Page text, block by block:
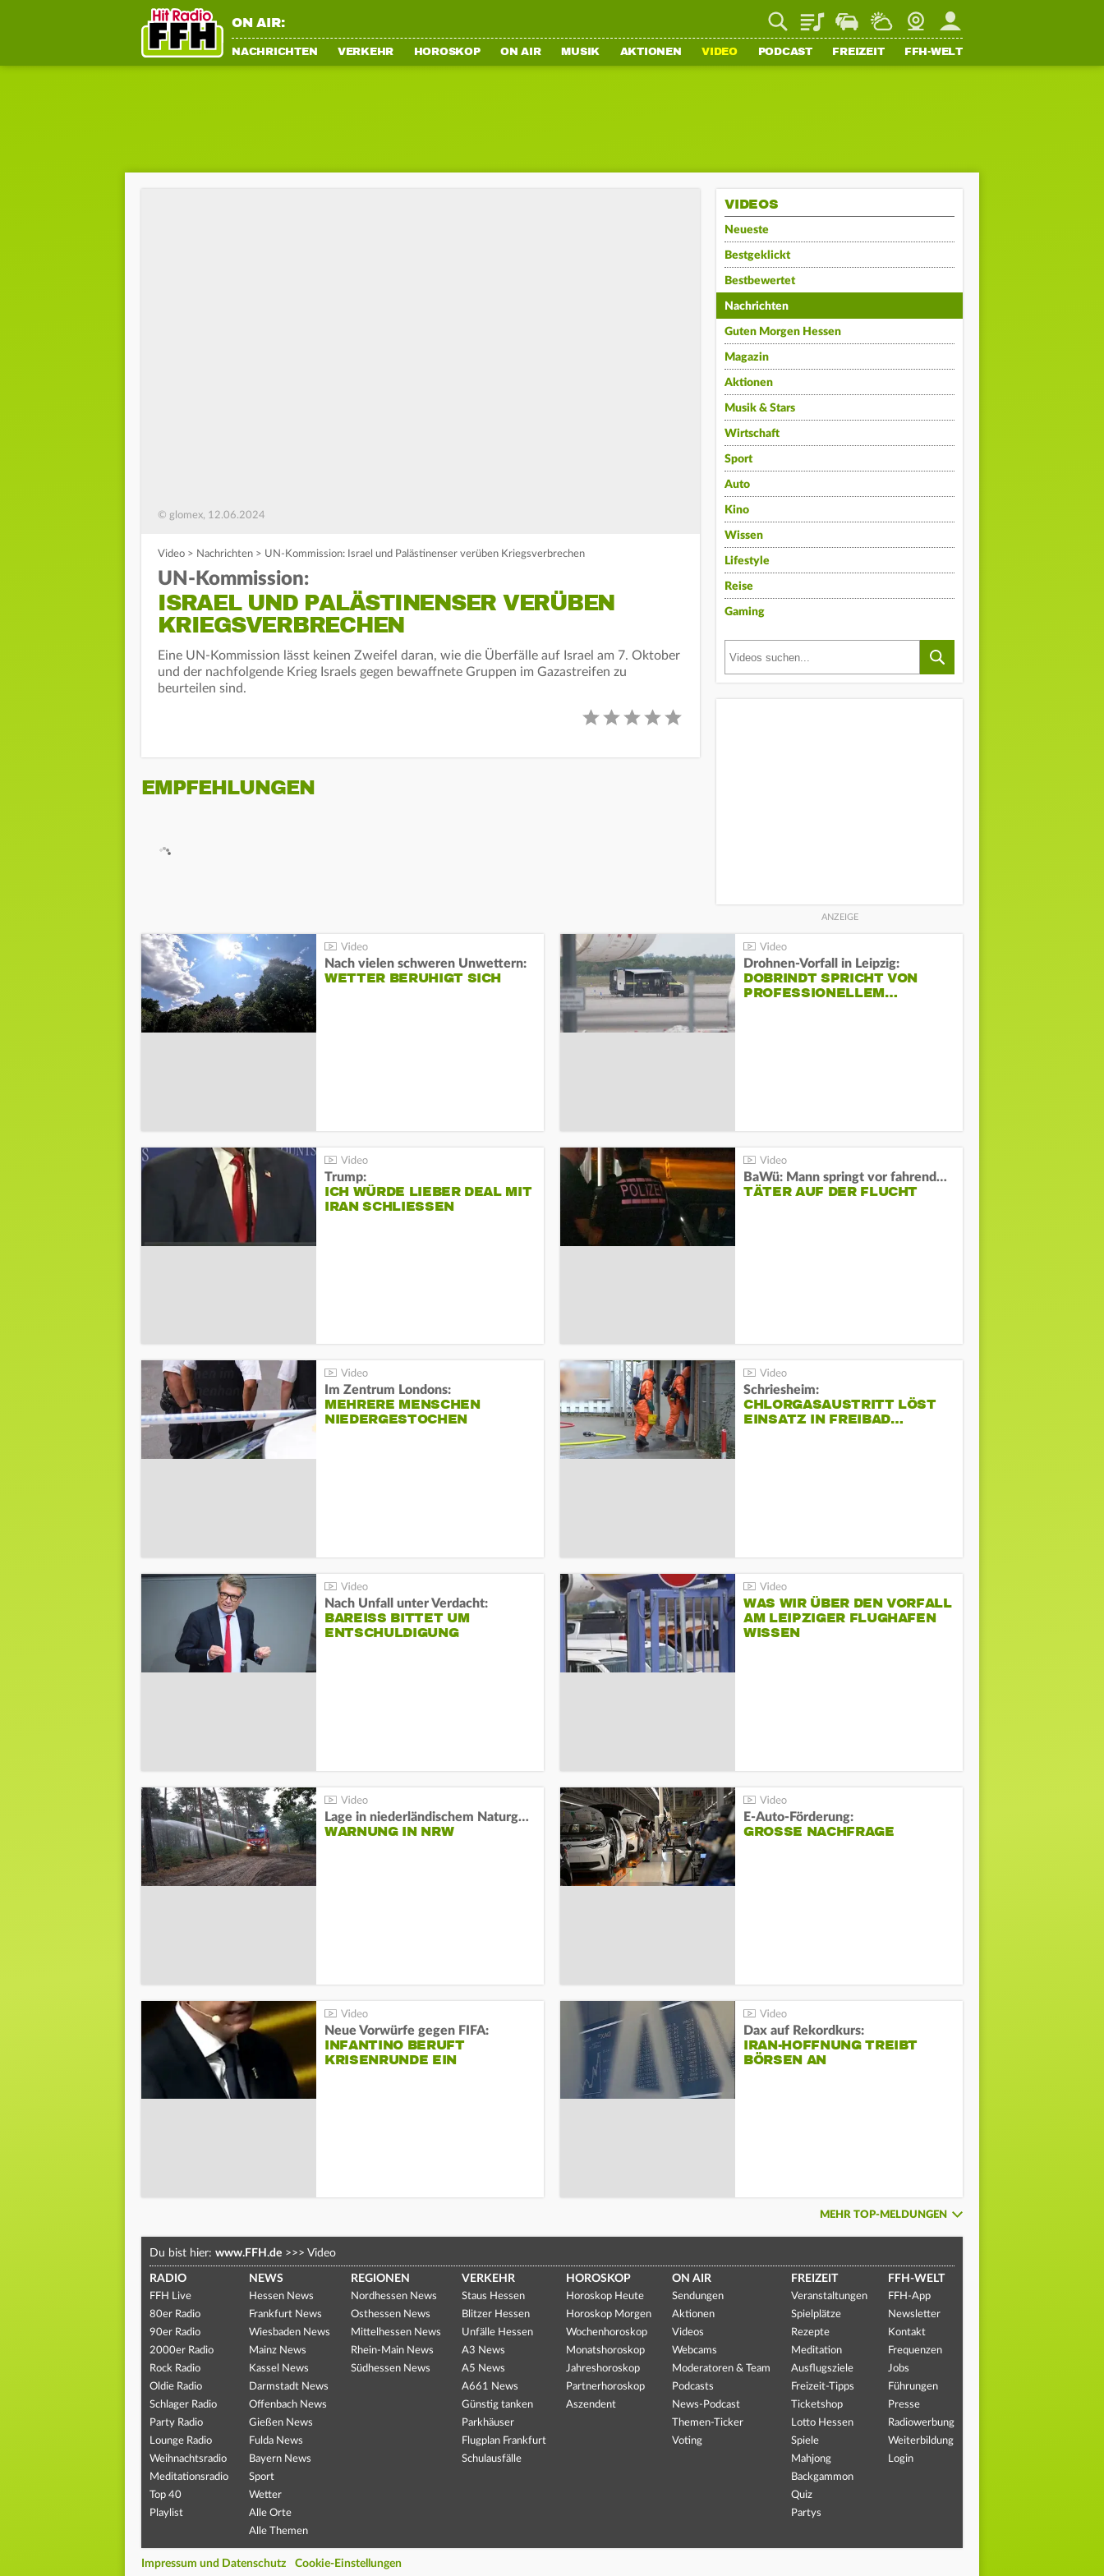
ON AIR: PlaylistStaupilotWetterWebcamMein FFH
NACHRICHTEN VERKEHR HOROSKOP ON AIR MUSIK AKTIONEN VIDEO PODCAST FREIZEIT FFH-WELT
© glomex, 12.06.2024
Video > Nachrichten > UN-Kommission: Israel und Palästinenser verüben Kriegsverbrechen
UN-Kommission:
ISRAEL UND PALÄSTINENSER VERÜBEN
KRIEGSVERBRECHEN
Eine UN-Kommission lässt keinen Zweifel daran, wie die Überfälle auf Israel am 7. Oktober
und der nachfolgende Krieg Israels gegen bewaffnete Gruppen im Gazastreifen zu
beurteilen sind.
EMPFEHLUNGEN
VIDEOS
Neueste
Bestgeklickt
Bestbewertet
Nachrichten
Guten Morgen Hessen
Magazin
Aktionen
Musik & Stars
Wirtschaft
Sport
Auto
Kino
Wissen
Lifestyle
Reise
Gaming
Nach vielen schweren Unwettern:
WETTER BERUHIGT SICH
Drohnen-Vorfall in Leipzig:
DOBRINDT SPRICHT VON
PROFESSIONELLEM…
Trump:
ICH WÜRDE LIEBER DEAL MIT
IRAN SCHLIESSEN
BaWü: Mann springt vor fahrendes Auto und schießt
TÄTER AUF DER FLUCHT
Im Zentrum Londons:
MEHRERE MENSCHEN
NIEDERGESTOCHEN
Schriesheim:
CHLORGASAUSTRITT LÖST
EINSATZ IN FREIBAD…
Nach Unfall unter Verdacht:
BAREISS BITTET UM E
NTSCHULDIGUNG
WAS WIR ÜBER DEN VORFALL
AM LEIPZIGER FLUGHAFEN
WISSEN
Lage in niederländischem Naturgebiet stabil
WARNUNG IN NRW
E-Auto-Förderung:
GROSSE NACHFRAGE
Neue Vorwürfe gegen FIFA:
INFANTINO BERUFT
KRISENRUNDE EIN
Dax auf Rekordkurs:
IRAN-HOFFNUNG TREIBT
BÖRSEN AN
MEHR TOP-MELDUNGEN
Du bist hier: www.FFH.de >>> Video
RADIO
FFH Live
80er Radio
90er Radio
2000er Radio
Rock Radio
Oldie Radio
Schlager Radio
Party Radio
Lounge Radio
Weihnachtsradio
Meditationsradio
Top 40
Playlist
NEWS
Hessen News
Frankfurt News
Wiesbaden News
Mainz News
Kassel News
Darmstadt News
Offenbach News
Gießen News
Fulda News
Bayern News
Sport
Wetter
Alle Orte
Alle Themen
REGIONEN
Nordhessen News
Osthessen News
Mittelhessen News
Rhein-Main News
Südhessen News
VERKEHR
Staus Hessen
Blitzer Hessen
Unfälle Hessen
A3 News
A5 News
A661 News
Günstig tanken
Parkhäuser
Flugplan Frankfurt
Schulausfälle
HOROSKOP
Horoskop Heute
Horoskop Morgen
Wochenhoroskop
Monatshoroskop
Jahreshoroskop
Partnerhoroskop
Aszendent
ON AIR
Sendungen
Aktionen
Videos
Webcams
Moderatoren & Team
Podcasts
News-Podcast
Themen-Ticker
Voting
FREIZEIT
Veranstaltungen
Spielplätze
Rezepte
Meditation
Ausflugsziele
Freizeit-Tipps
Ticketshop
Lotto Hessen
Spiele
Mahjong
Backgammon
Quiz
Partys
FFH-WELT
FFH-App
Newsletter
Kontakt
Frequenzen
Jobs
Führungen
Presse
Radiowerbung
Weiterbildung
Login
Impressum und Datenschutz Cookie-Einstellungen